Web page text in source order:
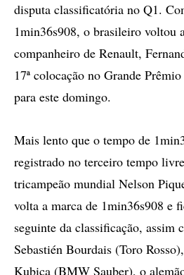
disputa classificatória no Q1.
1min36s908, o brasileiro voltou
companheiro de Renault,
17ª colocação no Grande
para este domingo.
Mais lento que o tempo de
registrado no terceiro tempo
tricampeão mundial Nelson
volta a marca de 1min36s908 e
seguinte da classificação, assim
Sebastién Bourdais (Toro
Kubica (BMW Sauber), o